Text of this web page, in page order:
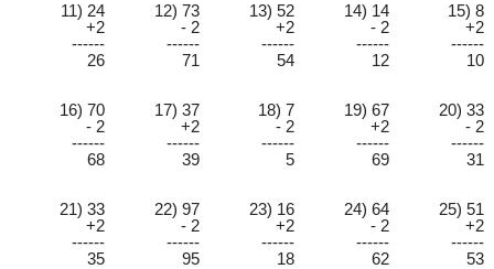
11) 24 12) 73 13) 52 14) 14
15) 8
+2
- 2 +2 - 2
+2
------
------ ------ ------
------
26
71 54 12 10
16) 70 17) 37 18) 7 19) 67
20) 33
- 2
+2 - 2 +2
- 2
------
------ ------ ------
------
68
39 5 69 31
21) 33 22) 97 23) 16 24) 64
25) 51
+2
- 2 +2 - 2
+2
------
------ ------ ------
------
35
95 18 62 53